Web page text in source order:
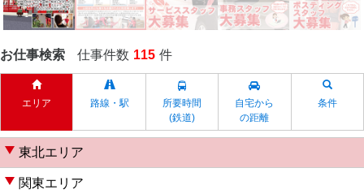
お仕事検索 仕事件数 115 件
エリア 路線・駅
所要時間
(鉄道)
自宅から
の距離
条件
東北エリア
関東エリア